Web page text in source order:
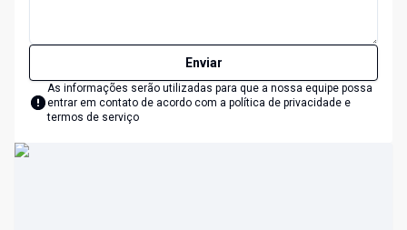
Enviar
As informações serão utilizadas para que a nossa equipe possa
entrar em contato de acordo com a política de privacidade e
termos de serviço